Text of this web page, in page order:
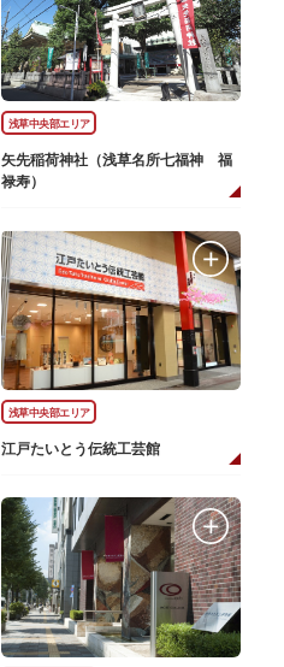
浅草中央部エリア
矢先稲荷神社（浅草名所七福神 福
禄寿）
浅草中央部エリア
江戸たいとう伝統工芸館